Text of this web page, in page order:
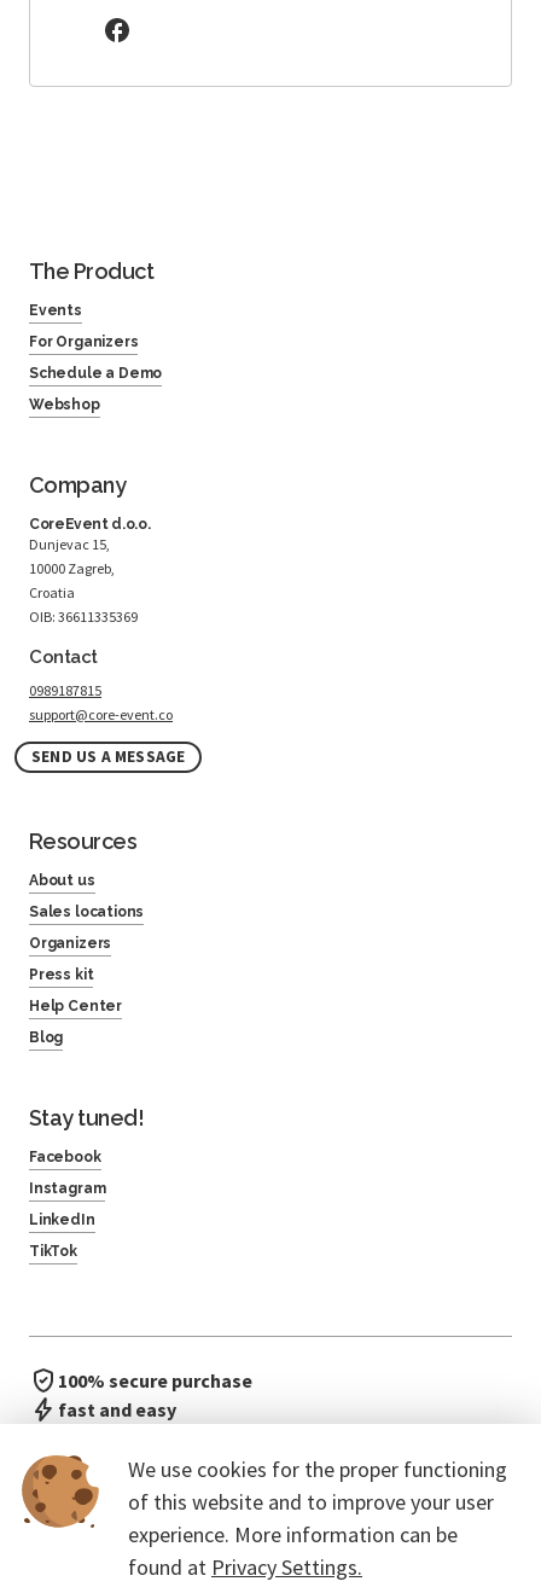
We use cookies for the proper functioning
of this website and to improve your user
experience. More information can be
found at Privacy Settings.
The Product
Events
For Organizers
Schedule a Demo
Webshop
Company
CoreEvent d.o.o.
Dunjevac 15,
10000 Zagreb,
Croatia
OIB: 36611335369
Contact
0989187815
support@core-event.co
SEND US A MESSAGE
Resources
About us
Sales locations
Organizers
Press kit
Help Center
Blog
Stay tuned!
Facebook
Instagram
LinkedIn
TikTok
100% secure purchase
fast and easy